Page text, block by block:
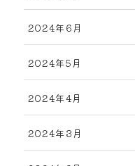
2024年6月
2024年5月
2024年4月
2024年3月